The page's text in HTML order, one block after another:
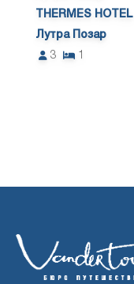
THERMES HOTEL
Лутра Позар
3
1